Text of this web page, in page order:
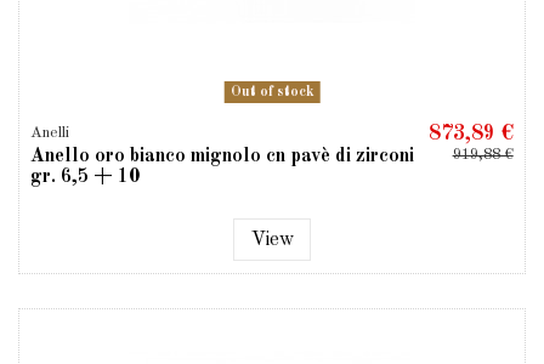
Out of stock
Anelli
Anello oro bianco mignolo cn pavè di zirconi
gr. 6,5 + 10
873,89 €
919,88 €
View